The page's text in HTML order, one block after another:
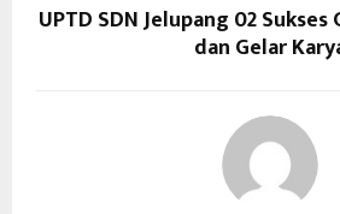
UPTD SDN Jelupang 02
dan Gelar